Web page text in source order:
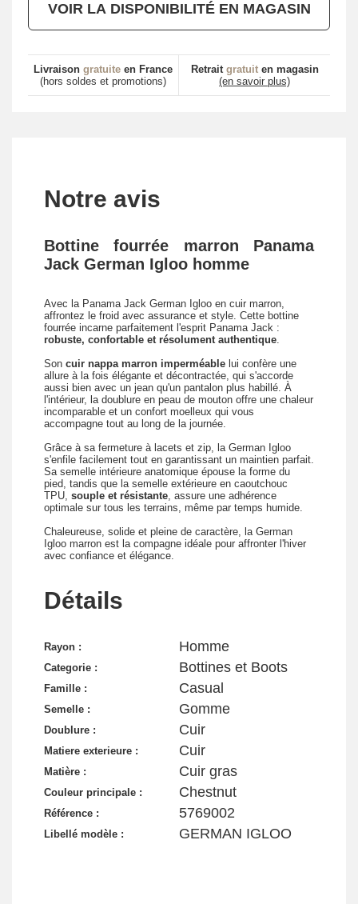
VOIR LA DISPONIBILITÉ EN MAGASIN
Livraison gratuite en France
(hors soldes et promotions)
Retrait gratuiten magasin
(en savoir plus)
Notre avis
Bottine fourrée marron Panama
Jack German Igloo homme
Avec la Panama Jack German Igloo en cuir marron,
affrontez le froid avec assurance et style. Cette bottine
fourrée incarne parfaitement l'esprit Panama Jack :
robuste, confortable et résolument authentique
Son cuir nappa marron imperméable lui confère une
allure à la fois élégante et décontractée, qui s'accorde
aussi bien avec un jean qu'un pantalon plus habillé. À
l'intérieur, la doublure en peau de mouton offre une chaleur
incomparable et un confort moelleux qui vous
accompagne tout au long de la journée.
Grâce à sa fermeture à lacets et zip, la German Igloo
s'enfile facilement tout en garantissant un maintien parfait.
Sa semelle intérieure anatomique épouse la forme du
pied, tandis que la semelle extérieure en caoutchouc
TPU, souple et résistante , assure une adhérence
optimale sur tous les terrains, même par temps humide.
Chaleureuse, solide et pleine de caractère, la German
Igloo marron est la compagne idéale pour affronter l'hiver
avec confiance et élégance.
Détails
Rayon : Homme
Categorie : Bottines et Boots
Famille : Casual
Semelle : Gomme
Doublure : Cuir
Matiere exterieure : Cuir
Matière : Cuir gras
Couleur principale : Chestnut
Référence : 5769002
Libellé modèle : GERMAN IGLOO